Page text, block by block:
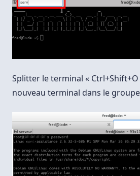
Splitter le terminal «
nouveau terminal dans le